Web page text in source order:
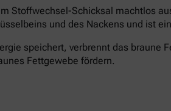
Stoffwechsel-Schicksal machtlos
und des Nackens und ist
speichert, verbrennt das
Fettgewebe fördern.